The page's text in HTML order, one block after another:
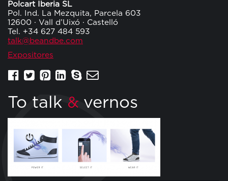
Polcart Iberia SL
Pol. Ind. La Mezquita, Parcela 603
12600 · Vall d’Uixó · Castelló
Tel. +34 627 484 593
talk@beandbe.com
Expositores
To talk & vernos